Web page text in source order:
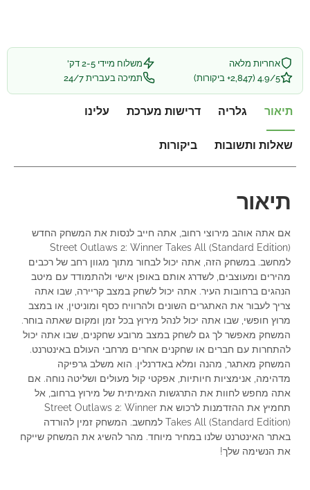
אחריות מלאה
משלוח מיידי 2-5 דק'
4.9/5 (2,847+ ביקורות)
תמיכה בעברית 24/7
תיאור גלריה דרישות מערכת עלינו
שאלות ותשובות ביקורות
תיאור
אם אתה אוהב מירוצי רחוב, אתה חייב לנסות את המשחק החדש
Street Outlaws 2: Winner Takes All (Standard Edition)
למחשב. במשחק הזה, אתה יכול לבחור מתוך מגוון רחב של רכבים
מהירים ומעוצבים, לשדרג אותם באופן אישי ולהתמודד עם מיטב
הנהגים ברחובות העיר. אתה יכול לשחק במצב קריירה, שבו אתה
צריך לעבור את האתגרים השונים ולהרוויח כסף ומוניטין, או במצב
מרוץ חופשי, שבו אתה יכול לנהל מירוץ בכל זמן ומקום שאתה בוחר.
המשחק מאפשר לך גם לשחק במצב מרובע שחקנים, שבו אתה יכול
להתחרות עם חברים או שחקנים אחרים מרחבי העולם באינטרנט.
המשחק מאתגר, מהנה ומלא באדרנלין. הוא משלב גרפיקה
מדהימה, אנימציות חיותיות, אפקטי קול מעולים ושליטה נוחה. אם
אתה מחפש לחוות את התרגשות האמיתית של מירוץ ברחוב, אל
תחמיץ את ההזדמנות לרכוש את Street Outlaws 2: Winner
Takes All (Standard Edition) למחשב. המשחק זמין להורדה
באתר האינטרנט שלנו במחיר מיוחד. מהר להשיג את המשחק שייקח
את הנשימה שלך!